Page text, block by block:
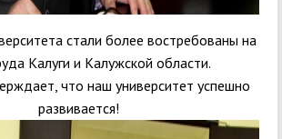
стали более востребованы на
Калуги и Калужской области.
что наш университет успешно
развивается!